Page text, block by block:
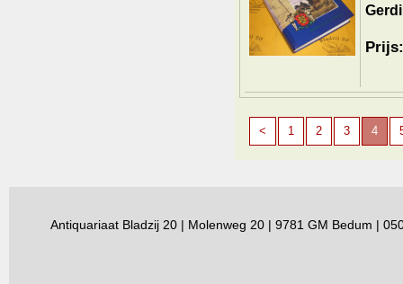
< 1 2 3 4
Antiquariaat Bladzij 20 | Molenweg 20 | 9781 GM Bedum |